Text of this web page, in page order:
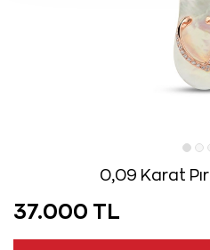
0,09 Karat
37.000 TL